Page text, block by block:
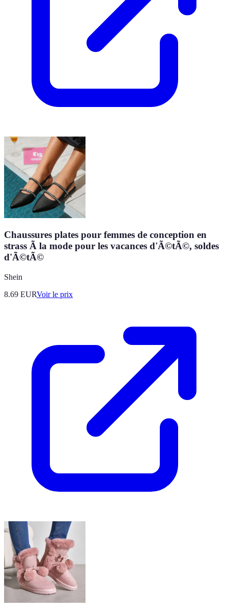
Chaussures plates pour femmes de conception en
strass Ã la mode pour les vacances d'Ã©tÃ©, soldes
d'Ã©tÃ©
Shein
8.69 EURVoir le prix